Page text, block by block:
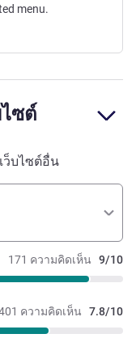
menu.
ซต์
ว็บไซต์อื่น
171 ความคิดเห็น 9/10
ความคิดเห็น 7.8/10